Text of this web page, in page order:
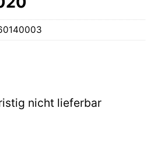
nicht lieferbar